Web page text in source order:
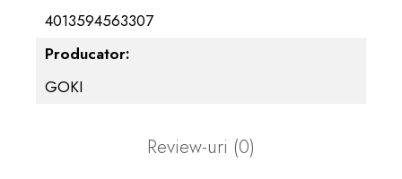
4013594563307
Producator:
GOKI
Review-uri (0)